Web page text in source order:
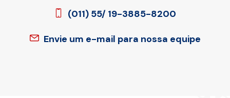
(011) 55/ 19-3885-8200
Envie um e-mail para nossa equipe